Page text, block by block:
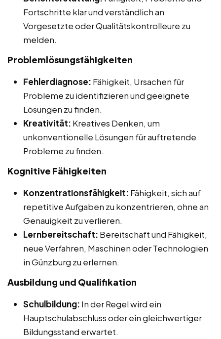
Fortschritte klar und verständlich an
Vorgesetzte oder Qualitätskontrolleure zu
melden.
Problemlösungsfähigkeiten
Fehlerdiagnose: Fähigkeit, Ursachen für
Probleme zu identifizieren und geeignete
Lösungen zu finden.
Kreativität: Kreatives Denken, um
unkonventionelle Lösungen für auftretende
Probleme zu finden.
Kognitive Fähigkeiten
Konzentrationsfähigkeit: Fähigkeit, sich auf
repetitive Aufgaben zu konzentrieren, ohne an
Genauigkeit zu verlieren.
Lernbereitschaft: Bereitschaft und Fähigkeit,
neue Verfahren, Maschinen oder Technologien
in Günzburg zu erlernen.
Ausbildung und Qualifikation
Schulbildung: In der Regel wird ein
Hauptschulabschluss oder ein gleichwertiger
Bildungsstand erwartet.